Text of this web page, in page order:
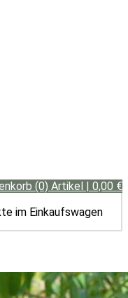
(0) Artikel | 0,00 €
im Einkaufswagen